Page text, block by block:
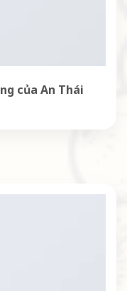
của An Thái